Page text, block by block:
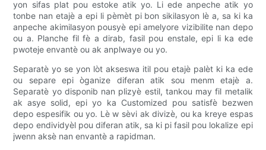
yon sifas plat pou estoke atik yo. Li ede anpeche atik yo
tonbe nan etajè a epi li pèmèt pi bon sikilasyon lè a, sa ki ka
anpeche akimilasyon pousyè epi amelyore vizibilite nan depo
ou a. Planche fil fè a dirab, fasil pou enstale, epi li ka ede
pwoteje envantè ou ak anplwaye ou yo.
Separatè yo se yon lòt akseswa itil pou etajè palèt ki ka ede
ou separe epi òganize diferan atik sou menm etajè a.
Separatè yo disponib nan plizyè estil, tankou may fil metalik
ak asye solid, epi yo ka Customized pou satisfè bezwen
depo espesifik ou yo. Lè w sèvi ak divizè, ou ka kreye espas
depo endividyèl pou diferan atik, sa ki pi fasil pou lokalize epi
jwenn aksè nan envantè a rapidman.